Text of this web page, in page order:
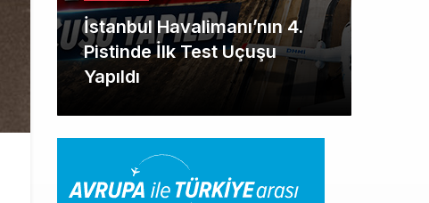
İstanbul Havalimanı’nın 4.
Pistinde İlk Test Uçuşu
Yapıldı